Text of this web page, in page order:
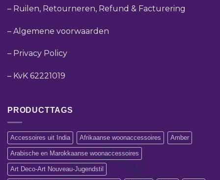
– Ruilen, Retourneren, Refund & Facturering
– Algemene voorwaarden
– Privacy Policy
– KvK 62221019
PRODUCTTAGS
Accessoires uit India Afrikaanse woonaccessoires Amber
Arabische en Marokkaanse woonaccessoires
Art Deco-Art Nouveau-Jugendstil